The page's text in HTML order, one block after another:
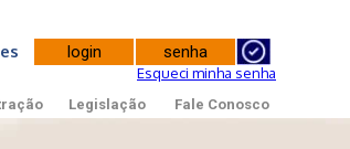
Esqueci minha senha
Legislação Fale Conosco